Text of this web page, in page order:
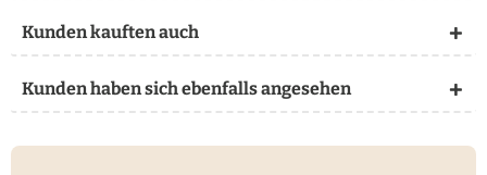
Kunden kauften auch
Kunden haben sich ebenfalls angesehen